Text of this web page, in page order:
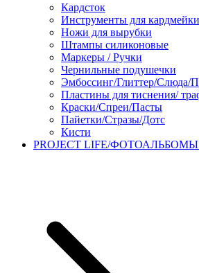
Кардсток
Инструменты для
Ножи для вырубки
Штампы силиконовые
Маркеры / Ручки
Чернильные подушечки
Эмбоссинг/Глиттер/Слюда/
Пластины для тиснения/
Краски/Спреи/Пасты
Пайетки/Стразы/Дотс
Кисти
PROJECT LIFE/ФОТОАЛЬБОМЫ